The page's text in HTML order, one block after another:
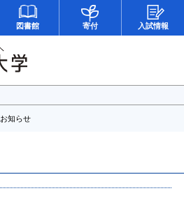
図書館 寄付 入試情報
お知らせ